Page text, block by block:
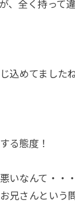
、全く持って
込めてました
る態度！
いなんて・・
兄さんという